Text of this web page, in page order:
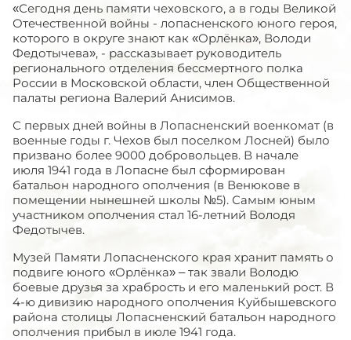
«Сегодня день памяти чеховского, а в годы Великой
Отечественной войны - лопасненского юного героя,
которого в округе знают как «Орлёнка», Володи
Федотычева», - рассказывает руководитель
регионального отделения бессмертного полка
России в Московской области, член Общественной
палаты региона Валерий Анисимов.
С первых дней войны в Лопасненский военкомат (в
военные годы г. Чехов был поселком Лосней) было
призвано более 9000 добровольцев. В начале
июля 1941 года в Лопасне был сформирован
батальон народного ополчения (в Венюкове в
помещении нынешней школы №5). Самым юным
участником ополчения стал 16-летний Володя
Федотычев.
Музей Памяти Лопасненского края хранит память о
подвиге юного «Орлёнка» – так звали Володю
боевые друзья за храбрость и его маленький рост. В
4-ю дивизию народного ополчения Куйбышевского
района столицы Лопасненский батальон народного
ополчения прибыл в июле 1941 года.